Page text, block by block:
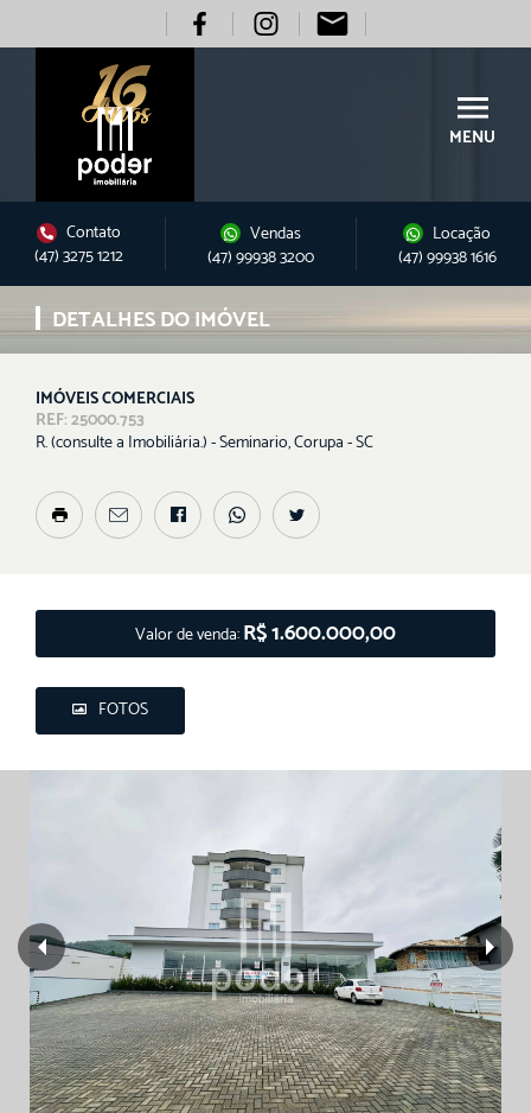
MENU
Contato
(47) 3275 1212
Vendas
(47) 99938 3200
Locação
(47) 99938 1616
DETALHES DO IMÓVEL
IMÓVEIS COMERCIAIS
REF: 25000.753
R. (consulte a Imobiliária.) - Seminario, Corupa - SC
FOTOS
Valor de venda:R$ 1.600.000,00